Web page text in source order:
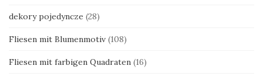
dekory pojedyncze (28)
Fliesen mit Blumenmotiv (108)
Fliesen mit farbigen Quadraten (16)